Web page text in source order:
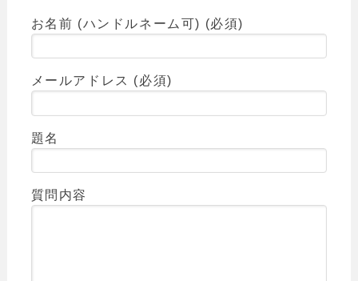
お名前 (ハンドルネーム可) (必須)
メールアドレス (必須)
題名
質問内容